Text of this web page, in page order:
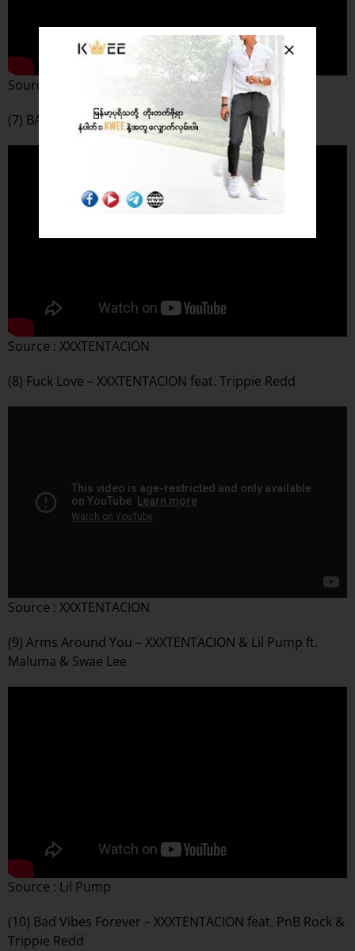
Source : XXXTENTACION
(7) BAD – XXXTENTACION
Source : XXXTENTACION
(8) Fuck Love – XXXTENTACION feat. Trippie Redd
Source : XXXTENTACION
(9) Arms Around You – XXXTENTACION & Lil Pump ft.
Maluma & Swae Lee
Source : Lil Pump
(10) Bad Vibes Forever – XXXTENTACION feat. PnB Rock &
Trippie Redd